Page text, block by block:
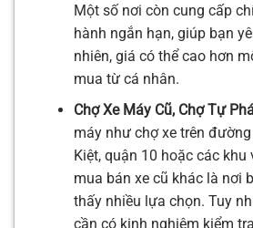
Một số nơi còn cung cấp
hành ngắn hạn, giúp bạn
nhiên, giá có thể cao hơn
mua từ cá nhân.
Chợ Xe Máy Cũ, Chợ Tự
máy như chợ xe trên
Kiệt, quận 10 hoặc các khu
mua bán xe cũ khác là nơi
thấy nhiều lựa chọn. Tuy
cần có kinh nghiệm kiểm